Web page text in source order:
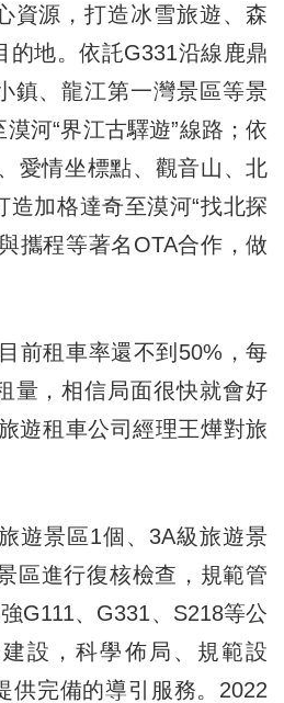
資源，打造冰雪旅遊、森
的地。依託G331沿線鹿鼎
鎮、龍江第一灣景區等景
河“界江古驛遊”線路；依
愛情坐標點、觀音山、北
造加格達奇至漠河“找北探
攜程等著名OTA合作，做
租車率還不到50%，每
量，相信局面很快就會好
遊租車公司經理王燁對旅
景區1個、3A級旅遊景
區進行復核檢查，規範管
G111、G331、S218等公
設，科學佈局、規範設
供完備的導引服務。2022